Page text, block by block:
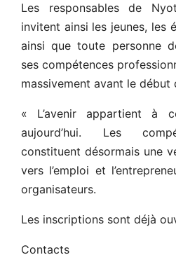
Les responsables de
invitent ainsi les jeunes, les
ainsi que toute personne
ses compétences
massivement avant le début
« L’avenir appartient à
aujourd’hui. Les
constituent désormais une
vers l’emploi et
organisateurs.
Les inscriptions sont déjà
Contacts